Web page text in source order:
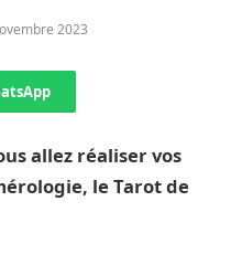
2023
allez réaliser vos
le Tarot de